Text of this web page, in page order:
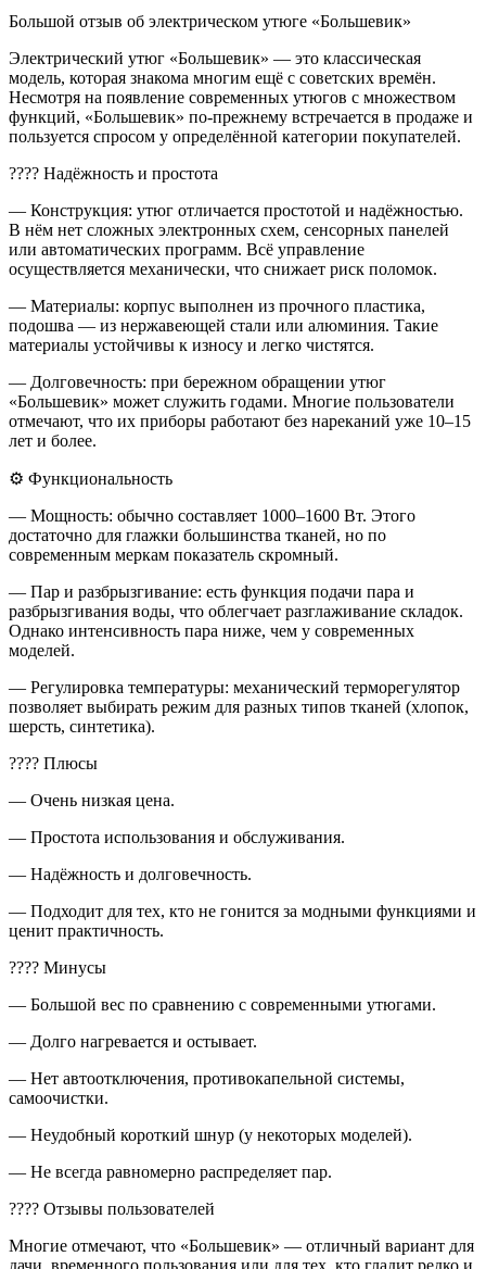
Большой отзыв об электрическом утюге «Большевик»
Электрический утюг «Большевик» — это классическая
модель, которая знакома многим ещё с советских времён.
Несмотря на появление современных утюгов с множеством
функций, «Большевик» по-прежнему встречается в продаже и
пользуется спросом у определённой категории покупателей.
???? Надёжность и простота
— Конструкция: утюг отличается простотой и надёжностью.
В нём нет сложных электронных схем, сенсорных панелей
или автоматических программ. Всё управление
осуществляется механически, что снижает риск поломок.
— Материалы: корпус выполнен из прочного пластика,
подошва — из нержавеющей стали или алюминия. Такие
материалы устойчивы к износу и легко чистятся.
— Долговечность: при бережном обращении утюг
«Большевик» может служить годами. Многие пользователи
отмечают, что их приборы работают без нареканий уже 10–15
лет и более.
⚙️ Функциональность
— Мощность: обычно составляет 1000–1600 Вт. Этого
достаточно для глажки большинства тканей, но по
современным меркам показатель скромный.
— Пар и разбрызгивание: есть функция подачи пара и
разбрызгивания воды, что облегчает разглаживание складок.
Однако интенсивность пара ниже, чем у современных
моделей.
— Регулировка температуры: механический терморегулятор
позволяет выбирать режим для разных типов тканей (хлопок,
шерсть, синтетика).
???? Плюсы
— Очень низкая цена.
— Простота использования и обслуживания.
— Надёжность и долговечность.
— Подходит для тех, кто не гонится за модными функциями и
ценит практичность.
???? Минусы
— Большой вес по сравнению с современными утюгами.
— Долго нагревается и остывает.
— Нет автоотключения, противокапельной системы,
самоочистки.
— Неудобный короткий шнур (у некоторых моделей).
— Не всегда равномерно распределяет пар.
???? Отзывы пользователей
Многие отмечают, что «Большевик» — отличный вариант для
дачи, временного пользования или для тех, кто гладит редко и